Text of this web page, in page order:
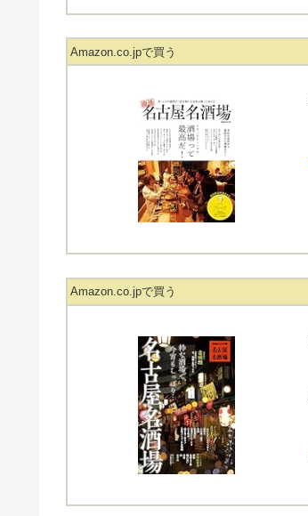
Amazon.co.jpで買う
Amazon.co.jpで買う